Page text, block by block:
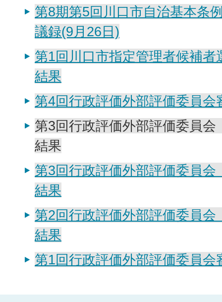
第8期第5回川口市自治基本条
議録(9月26日)
第1回川口市指定管理者候補者
結果
第4回行政評価外部評価委員会
第3回行政評価外部評価委員会
結果
第3回行政評価外部評価委員会
結果
第2回行政評価外部評価委員会
結果
第1回行政評価外部評価委員会